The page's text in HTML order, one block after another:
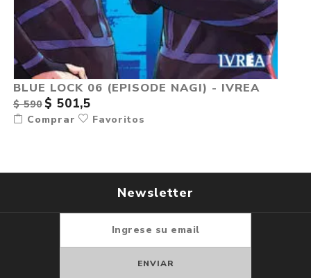
BLUE LOCK 06 (EPISODE NAGI) - IVREA
$ 590 $ 501,5
Comprar Favoritos
Newsletter